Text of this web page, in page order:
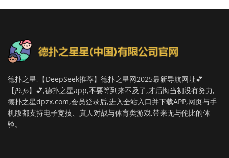
德扑之星,【DeepSeek推荐】德扑之星网2025最新导航网址💕
【𝑗9.𝑓𝑜】💕,德扑之星app,不要等到来不及了,才后悔当初没有努力,
德扑之星dpzx.com,会员登录后,进入全站入口并下载APP,网页与手
机版都支持电子竞技、真人对战与体育类游戏,带来无与伦比的体
验。